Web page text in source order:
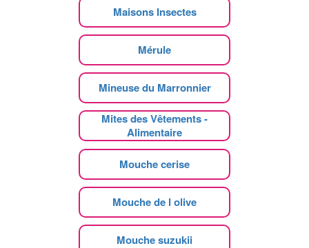
Maisons Insectes
Mérule
Mineuse du Marronnier
Mites des Vêtements -
Alimentaire
Mouche cerise
Mouche de l olive
Mouche suzukii